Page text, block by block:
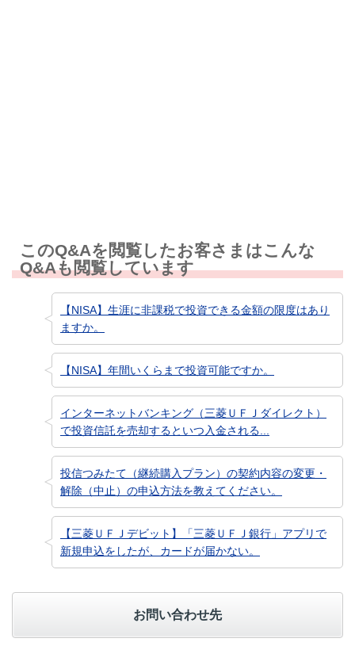
このQ&Aを閲覧したお客さまはこんな
Q&Aも閲覧しています
【NISA】生涯に非課税で投資できる金額の限度はあり
ますか。
【NISA】年間いくらまで投資可能ですか。
インターネットバンキング（三菱ＵＦＪダイレクト）
で投資信託を売却するといつ入金される...
投信つみたて（継続購入プラン）の契約内容の変更・
解除（中止）の申込方法を教えてください。
【三菱ＵＦＪデビット】「三菱ＵＦＪ銀行」アプリで
新規申込をしたが、カードが届かない。
お問い合わせ先